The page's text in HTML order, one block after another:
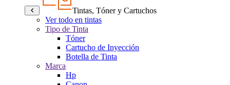
Tintas, Tóner y Cartuchos
Ver todo en tintas
Tipo de Tinta
Tóner
Cartucho de Inyección
Botella de Tinta
Marca
Hp